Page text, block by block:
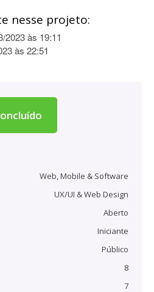
nesse projeto:
2023 às 19:11
às 22:51
Web, Mobile & Software
UX/UI & Web Design
Aberto
Iniciante
Público
8
7